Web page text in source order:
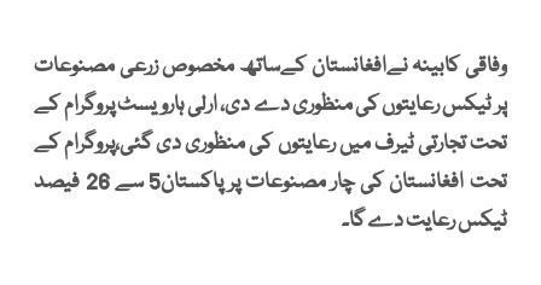
وفاقی کابینہ نےافغانستان کےساتھ مخصوص زرعی مصنوعات
پر ٹیکس رعایتوں کی منظوری دے دی، ارلی ہارویسٹ پروگرام کے
تحت تجارتی ٹیرف میں رعایتوں کی منظوری دی گئی،پروگرام کے
تحت افغانستان کی چار مصنوعات پر پاکستان5 سے 26 فیصد
ٹیکس رعایت دے گا۔